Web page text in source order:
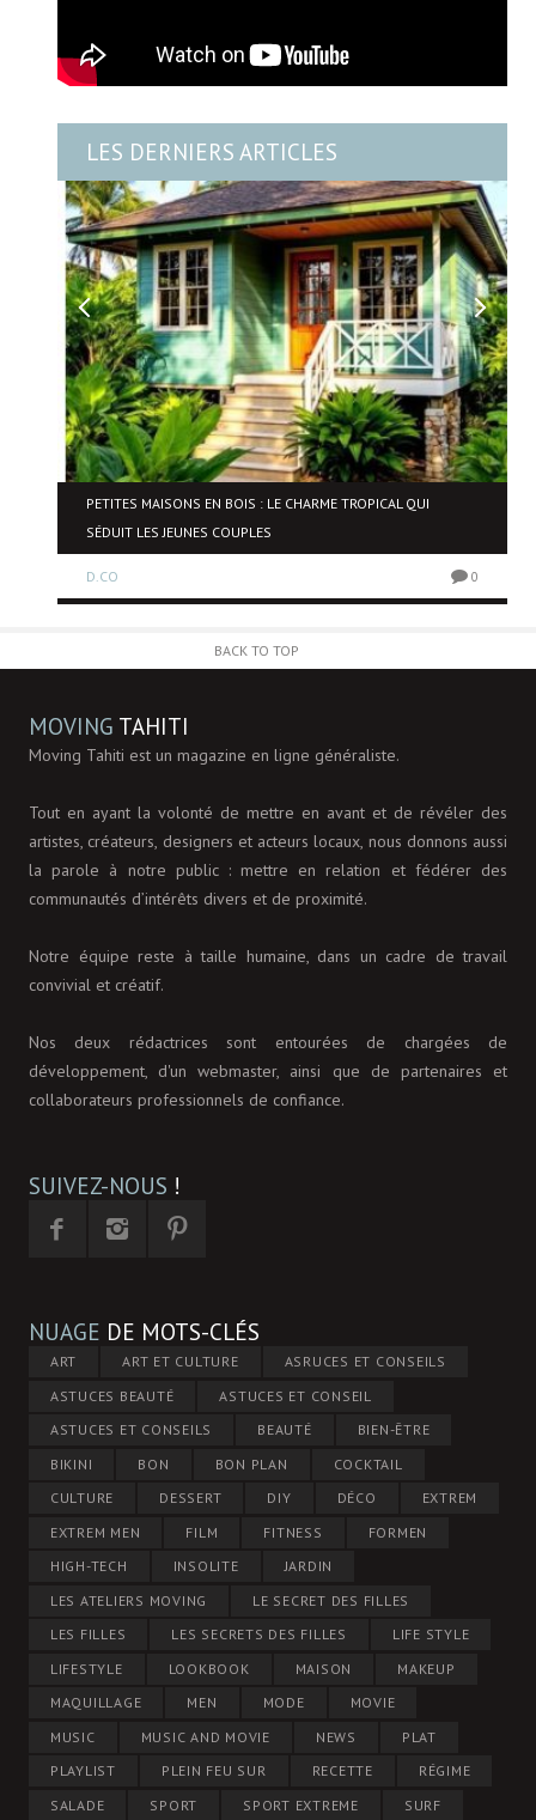
LES DERNIERS ARTICLES
PETITES MAISONS EN BOIS : LE CHARME TROPICAL QUI
SÉDUIT LES JEUNES COUPLES
D.CO 0
BACK TO TOP
MOVING TAHITI
Moving Tahiti est un magazine en ligne généraliste.
Tout en ayant la volonté de mettre en avant et de révéler des
artistes, créateurs, designers et acteurs locaux, nous donnons aussi
la parole à notre public : mettre en relation et fédérer des
communautés d’intérêts divers et de proximité.
Notre équipe reste à taille humaine, dans un cadre de travail
convivial et créatif.
Nos deux rédactrices sont entourées de chargées de
développement, d'un webmaster, ainsi que de partenaires et
collaborateurs professionnels de confiance.
SUIVEZ-NOUS !
NUAGE DE MOTS-CLÉS
ART ART ET CULTURE
ASRUCES ET CONSEILS
ASTUCES BEAUTÉ
ASTUCES ET CONSEIL
ASTUCES ET CONSEILS
BEAUTÉ
BIEN-ÊTRE
BIKINI
BON BON PLAN
COCKTAIL
CULTURE
DESSERT DIY DÉCO
EXTREM
EXTREM MEN
FILM FITNESS
FORMEN
HIGH-TECH
INSOLITE
JARDIN
LES ATELIERS MOVING
LE SECRET DES FILLES
LES FILLES
LES SECRETS DES FILLES
LIFE STYLE
LIFESTYLE
LOOKBOOK MAISON
MAKEUP
MAQUILLAGE
MEN MODE
MOVIE
MUSIC
MUSIC AND MOVIE NEWS
PLAT
PLAYLIST
PLEIN FEU SUR RECETTE
RÉGIME
SALADE
SPORT SPORT EXTREME SURF